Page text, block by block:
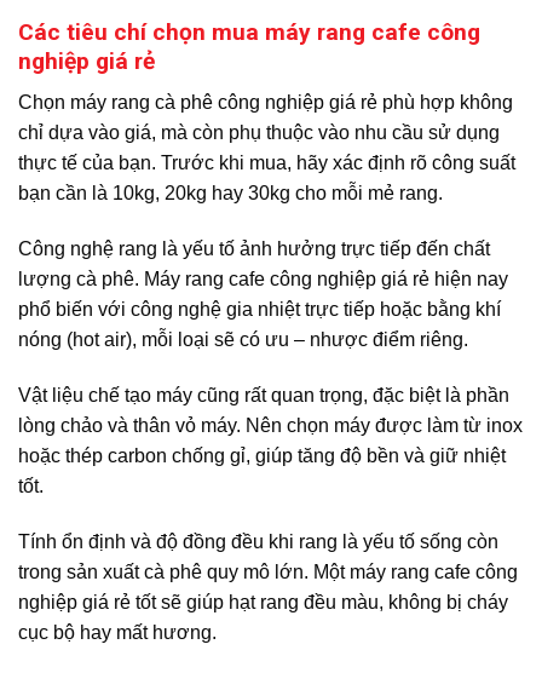
Các tiêu chí chọn mua máy rang cafe công
nghiệp giá rẻ
Chọn máy rang cà phê công nghiệp giá rẻ phù hợp không
chỉ dựa vào giá, mà còn phụ thuộc vào nhu cầu sử dụng
thực tế của bạn. Trước khi mua, hãy xác định rõ công suất
bạn cần là 10kg, 20kg hay 30kg cho mỗi mẻ rang.
Công nghệ rang là yếu tố ảnh hưởng trực tiếp đến chất
lượng cà phê. Máy rang cafe công nghiệp giá rẻ hiện nay
phổ biến với công nghệ gia nhiệt trực tiếp hoặc bằng khí
nóng (hot air), mỗi loại sẽ có ưu – nhược điểm riêng.
Vật liệu chế tạo máy cũng rất quan trọng, đặc biệt là phần
lòng chảo và thân vỏ máy. Nên chọn máy được làm từ inox
hoặc thép carbon chống gỉ, giúp tăng độ bền và giữ nhiệt
tốt.
Tính ổn định và độ đồng đều khi rang là yếu tố sống còn
trong sản xuất cà phê quy mô lớn. Một máy rang cafe công
nghiệp giá rẻ tốt sẽ giúp hạt rang đều màu, không bị cháy
cục bộ hay mất hương.